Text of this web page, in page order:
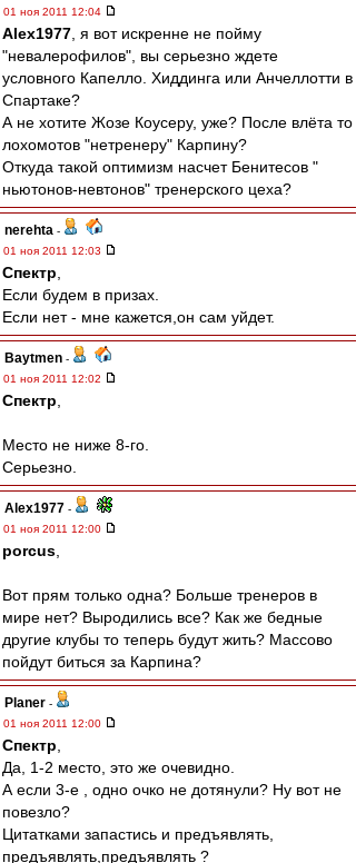
01 ноя 2011 12:04
Alex1977 , я вот искренне не пойму
"невалерофилов", вы серьезно ждете
условного Капелло. Хиддинга или Анчеллотти в
Спартаке?
А не хотите Жозе Коусеру, уже? После влёта то
лохомотов "нетренеру" Карпину?
Откуда такой оптимизм насчет Бенитесов "
ньютонов-невтонов" тренерского цеха?
nerehta -
01 ноя 2011 12:03
Спектр
Если будем в призах.
Если нет - мне кажется,он сам уйдет.
Baytmen -
01 ноя 2011 12:02
Спектр
Место не ниже 8-го.
Серьезно.
Alex1977 -
01 ноя 2011 12:00
porcus
Вот прям только одна? Больше тренеров в
мире нет? Выродились все? Как же бедные
другие клубы то теперь будут жить? Массово
пойдут биться за Карпина?
Planer -
01 ноя 2011 12:00
Спектр
Да, 1-2 место, это же очевидно.
А если 3-е , одно очко не дотянули? Ну вот не
повезло?
Цитатками запастись и предъявлять,
предъявлять,предъявлять ?